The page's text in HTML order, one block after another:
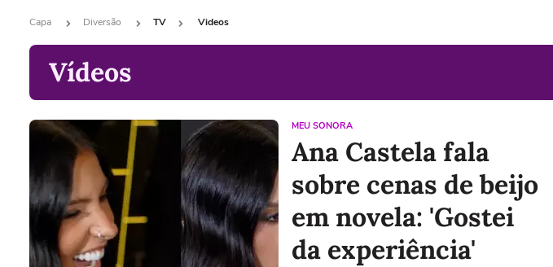
Capa Diversão TV Videos
Vídeos
MEU SONORA
Ana Castela fala
sobre cenas de beijo
em novela: 'Gostei
da experiência'